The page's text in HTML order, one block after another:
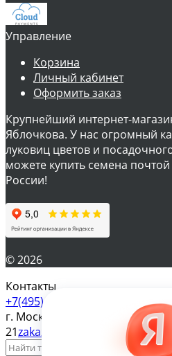
Управление
Корзина
Личный кабинет
Оформить заказ
Крупнейший интернет-
Яблочкова. У нас огромный
луковиц цветов и
можете купить семена
России!
© 2026
Контакты
+7(495) 610-57-17
г. Москва, ул. Яблочкова д.
21zakaz@magazinsemena.ru